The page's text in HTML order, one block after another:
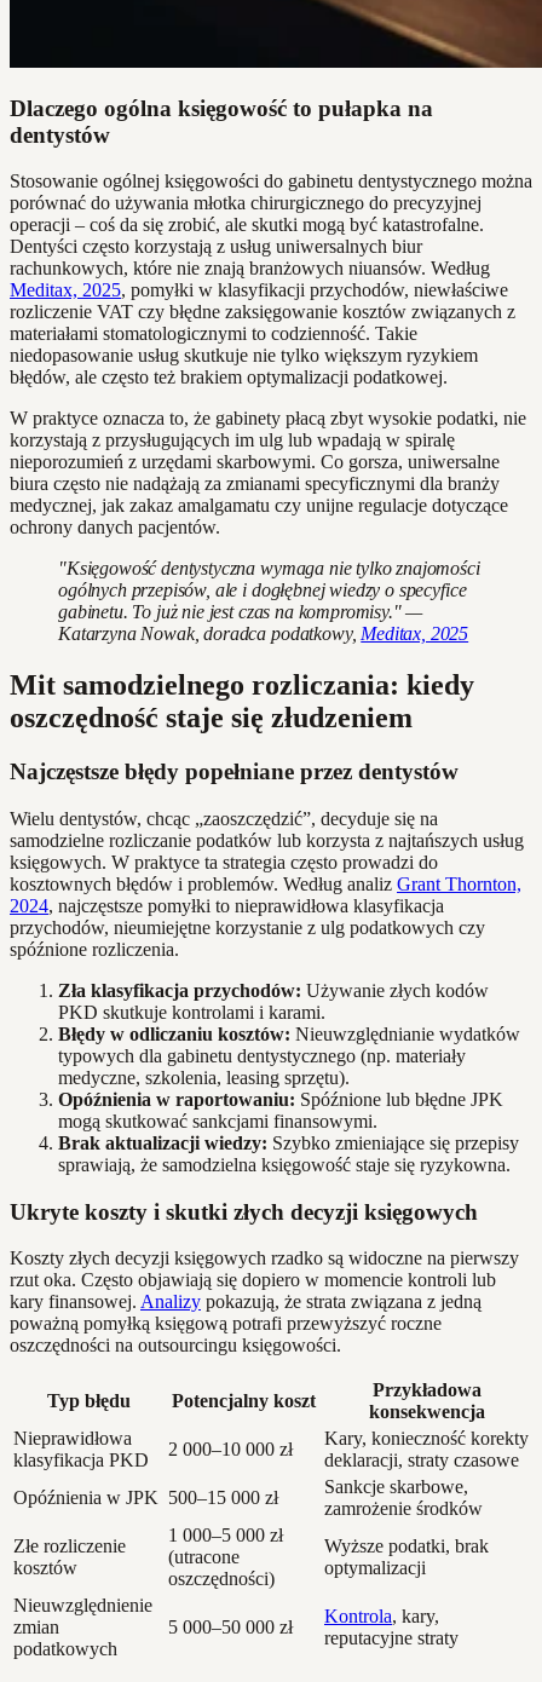
Dlaczego ogólna księgowość to pułapka na
dentystów
Stosowanie ogólnej księgowości do gabinetu dentystycznego można
porównać do używania młotka chirurgicznego do precyzyjnej
operacji – coś da się zrobić, ale skutki mogą być katastrofalne.
Dentyści często korzystają z usług uniwersalnych biur
rachunkowych, które nie znają branżowych niuansów. Według
Meditax, 2025, pomyłki w klasyfikacji przychodów, niewłaściwe
rozliczenie VAT czy błędne zaksięgowanie kosztów związanych z
materiałami stomatologicznymi to codzienność. Takie
niedopasowanie usług skutkuje nie tylko większym ryzykiem
błędów, ale często też brakiem optymalizacji podatkowej.
W praktyce oznacza to, że gabinety płacą zbyt wysokie podatki, nie
korzystają z przysługujących im ulg lub wpadają w spiralę
nieporozumień z urzędami skarbowymi. Co gorsza, uniwersalne
biura często nie nadążają za zmianami specyficznymi dla branży
medycznej, jak zakaz amalgamatu czy unijne regulacje dotyczące
ochrony danych pacjentów.
"Księgowość dentystyczna wymaga nie tylko znajomości
ogólnych przepisów, ale i dogłębnej wiedzy o specyfice
gabinetu. To już nie jest czas na kompromisy." —
Katarzyna Nowak, doradca podatkowy, Meditax, 2025
Mit samodzielnego rozliczania: kiedy
oszczędność staje się złudzeniem
Najczęstsze błędy popełniane przez dentystów
Wielu dentystów, chcąc „zaoszczędzić”, decyduje się na
samodzielne rozliczanie podatków lub korzysta z najtańszych usług
księgowych. W praktyce ta strategia często prowadzi do
kosztownych błędów i problemów. Według analiz Grant Thornton,
2024, najczęstsze pomyłki to nieprawidłowa klasyfikacja
przychodów, nieumiejętne korzystanie z ulg podatkowych czy
spóźnione rozliczenia.
Zła klasyfikacja przychodów: Używanie złych kodów
PKD skutkuje kontrolami i karami.
Błędy w odliczaniu kosztów: Nieuwzględnianie wydatków
typowych dla gabinetu dentystycznego (np. materiały
medyczne, szkolenia, leasing sprzętu).
Opóźnienia w raportowaniu: Spóźnione lub błędne JPK
mogą skutkować sankcjami finansowymi.
Brak aktualizacji wiedzy: Szybko zmieniające się przepisy
sprawiają, że samodzielna księgowość staje się ryzykowna.
Ukryte koszty i skutki złych decyzji księgowych
Koszty złych decyzji księgowych rzadko są widoczne na pierwszy
rzut oka. Często objawiają się dopiero w momencie kontroli lub
kary finansowej. Analizy pokazują, że strata związana z jedną
poważną pomyłką księgową potrafi przewyższyć roczne
oszczędności na outsourcingu księgowości.
Typ błędu Potencjalny koszt
Przykładowa
konsekwencja
Nieprawidłowa
klasyfikacja PKD
2 000–10 000 zł
Kary, konieczność korekty
deklaracji, straty czasowe
Opóźnienia w JPK 500–15 000 zł
Sankcje skarbowe,
zamrożenie środków
Złe rozliczenie
kosztów
1 000–5 000 zł
(utracone
oszczędności)
Wyższe podatki, brak
optymalizacji
Nieuwzględnienie
zmian
podatkowych
5 000–50 000 zł
Kontrola, kary,
reputacyjne straty